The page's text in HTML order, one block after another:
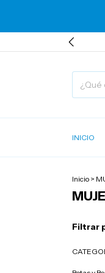
INICIO
Inicio >
Filtrar